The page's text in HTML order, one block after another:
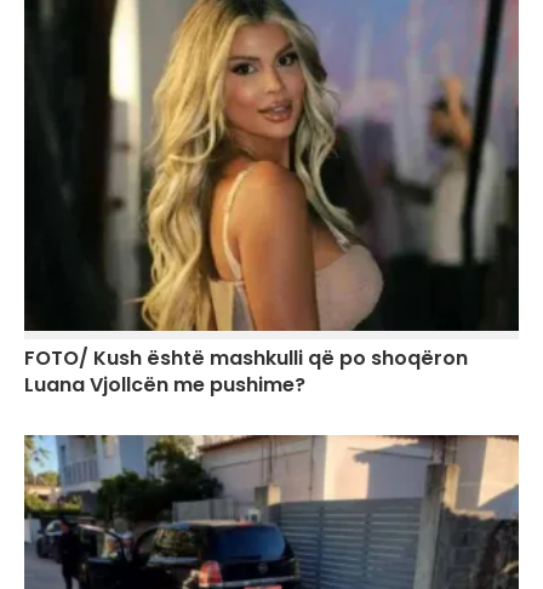
FOTO/ Kush është mashkulli që po shoqëron
Luana Vjollcën me pushime?